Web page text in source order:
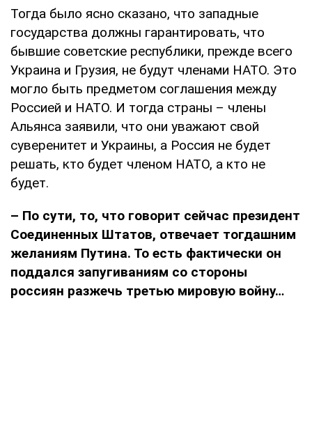
Тогда было ясно сказано, что западные
государства должны гарантировать, что
бывшие советские республики, прежде всего
Украина и Грузия, не будут членами НАТО. Это
могло быть предметом соглашения между
Россией и НАТО. И тогда страны – члены
Альянса заявили, что они уважают свой
суверенитет и Украины, а Россия не будет
решать, кто будет членом НАТО, а кто не
будет.
– По сути, то, что говорит сейчас президент
Соединенных Штатов, отвечает тогдашним
желаниям Путина. То есть фактически он
поддался запугиваниям со стороны
россиян разжечь третью мировую войну…